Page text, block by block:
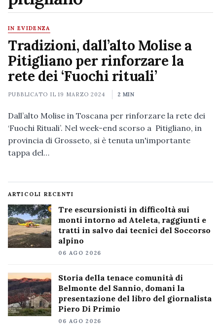
IN EVIDENZA
Tradizioni, dall’alto Molise a
Pitigliano per rinforzare la
rete dei ‘Fuochi rituali’
PUBBLICATO IL19 MARZO 2024 2 MIN
Dall’alto Molise in Toscana per rinforzare la rete dei
‘Fuochi Rituali’. Nel week-end scorso a Pitigliano, in
provincia di Grosseto, si è tenuta un'importante
tappa del…
ARTICOLI RECENTI
Tre escursionisti in difficoltà sui
monti intorno ad Ateleta, raggiunti e
tratti in salvo dai tecnici del Soccorso
alpino
06 AGO 2026
Storia della tenace comunità di
Belmonte del Sannio, domani la
presentazione del libro del giornalista
Piero Di Primio
06 AGO 2026